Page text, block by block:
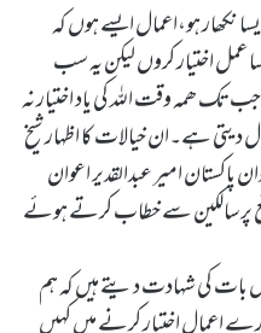
نکھار ہو،اعمال ایسے ہوں کہ
عمل اختیار کروں لیکن یہ سب
ھمہ وقت اللہ کی یاد اختیار نہ
دیتی ہے۔ان خیالات کا اظہار شیخ
پاکستان امیر عبدالقدیر اعوان
پر سالکین سے خطاب کرتے ہوئے
بات کی شہادت دیتے ہیں کہ ہم